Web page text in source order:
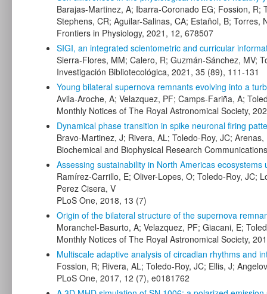
Barajas-Martinez, A; Ibarra-Coronado EG; Fossion,
Stephens, CR; Aguilar-Salinas, CA; Estañol, B;
Frontiers in Physiology, 2021, 12, 678507
SIGI, an integrated scientometric and curricular
Sierra-Flores, MM; Calero, R; Guzmán-Sánchez, MV;
Investigación Bibliotecológica, 2021, 35 (89), 111-131
Young bilateral supernova remnants evolving into a
Avila-Aroche, A; Velazquez, PF; Camps-Fariña, A;
Monthly Notices of The Royal Astronomical Society,
Dynamical phase transition in spike neuronal firing
Bravo-Martinez, J; Rivera, AL; Toledo-Roy, JC;
Biochemical and Biophysical Research
Assessing sustainability in North Americas
Ramírez-Carrillo, E; Oliver-Lopes, O; Toledo-Roy, JC;
Perez Cisera, V
PLoS One, 2018, 13 (7)
Origin of the bilateral structure of the supernova
Moranchel-Basurto, A; Velazquez, PF; Giacani, E;
Monthly Notices of The Royal Astronomical Society,
Multiscale adaptive analysis of circadian rhythms and
Fossion, R; Rivera, AL; Toledo-Roy, JC; Ellis, J;
PLoS One, 2017, 12 (7), e0181762